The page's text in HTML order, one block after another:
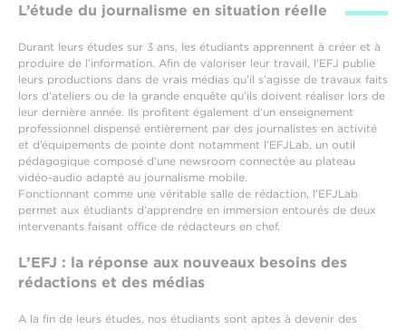
L’étude du journalisme en situation réelle
Durant leurs études sur 3 ans, les étudiants apprennent à créer et à
produire de l’information. Afin de valoriser leur travail, l’EFJ publie
leurs productions dans de vrais médias qu’il s’agisse de travaux faits
lors d’ateliers ou de la grande enquête qu’ils doivent réaliser lors de
leur dernière année. Ils profitent également d’un enseignement
professionnel dispensé entièrement par des journalistes en activité
et d’équipements de pointe dont notamment l’EFJLab, un outil
pédagogique composé d’une newsroom connectée au plateau
vidéo-audio adapté au journalisme mobile.
Fonctionnant comme une véritable salle de rédaction, l’EFJLab
permet aux étudiants d’apprendre en immersion entourés de deux
intervenants faisant office de rédacteurs en chef.
L’EFJ : la réponse aux nouveaux besoins des
rédactions et des médias
A la fin de leurs études, nos étudiants sont aptes à devenir des